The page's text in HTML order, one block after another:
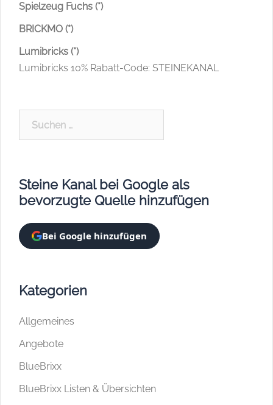
Spielzeug Fuchs (*)
BRICKMO (*)
Lumibricks (*)
Lumibricks 10% Rabatt-Code: STEINEKANAL
Steine Kanal bei Google als
bevorzugte Quelle hinzufügen
Bei Google hinzufügen
Kategorien
Allgemeines
Angebote
BlueBrixx
BlueBrixx Listen & Übersichten